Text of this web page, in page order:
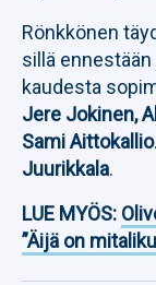
Rönkkönen
sillä
kaudesta
Jere Jokinen,
Sami Aittokallio
Juurikkala.
LUE MYÖS:
”Äijä on